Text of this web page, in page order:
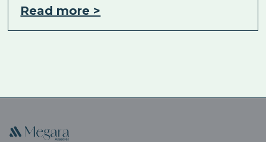
Read more >